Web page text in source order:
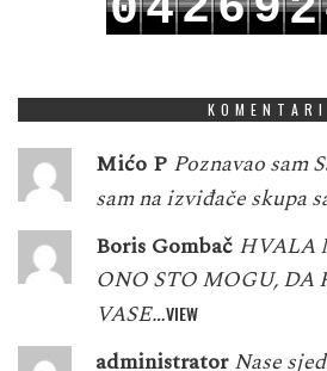
KOMENTARI
Mićo P Poznavao sam
sam na izviđače skupa
Boris Gombač HVALA
ONO STO MOGU, DA
VASE…VIEW
administrator Nase